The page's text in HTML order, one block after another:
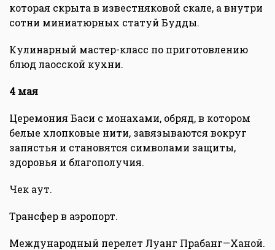
которая скрыта в известняковой скале, а внутри
сотни миниатюрных статуй Будды.
Кулинарный мастер-класс по приготовлению
блюд лаосской кухни.
4 мая
Церемония Баси с монахами, обряд, в котором
белые хлопковые нити, завязываются вокруг
запястья и становятся символами защиты,
здоровья и благополучия.
Чек аут.
Трансфер в аэропорт.
Международный перелет Луанг Прабанг—Ханой.